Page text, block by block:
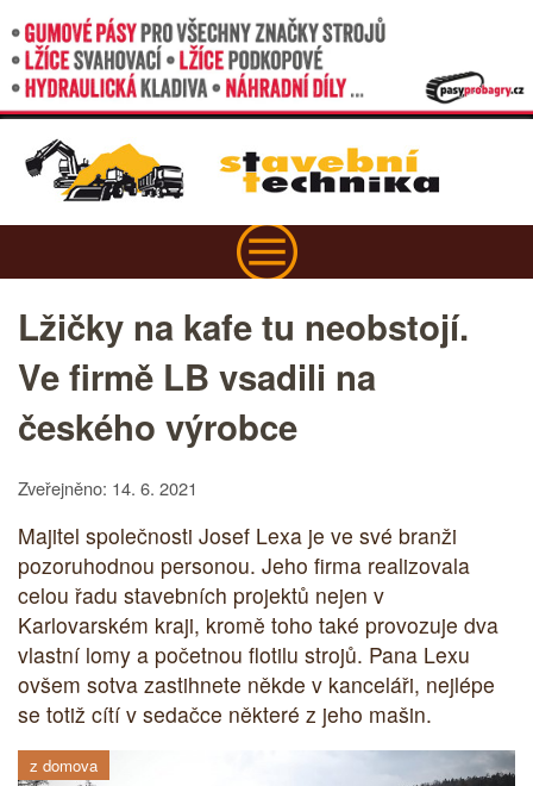
Lžičky na kafe tu neobstojí.
Ve firmě LB vsadili na
českého výrobce
Zveřejněno: 14. 6. 2021
Majitel společnosti Josef Lexa je ve své branži
pozoruhodnou personou. Jeho firma realizovala
celou řadu stavebních projektů nejen v
Karlovarském kraji, kromě toho také provozuje dva
vlastní lomy a početnou flotilu strojů. Pana Lexu
ovšem sotva zastihnete někde v kanceláři, nejlépe
se totiž cítí v sedačce některé z jeho mašin.
z domova